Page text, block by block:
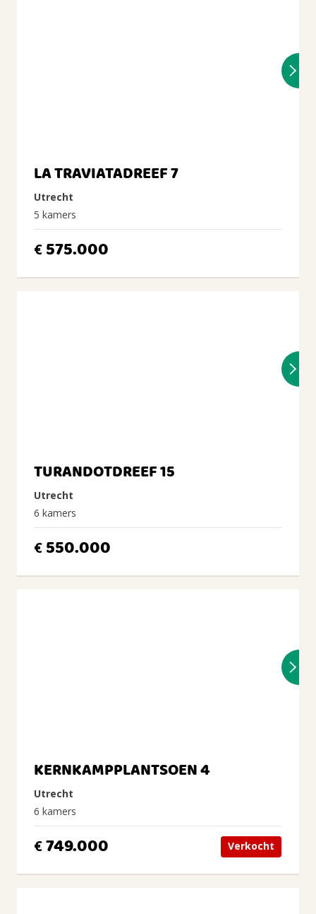
LA TRAVIATADREEF 7
Utrecht
5 kamers
€ 575.000
TURANDOTDREEF 15
Utrecht
6 kamers
€ 550.000
KERNKAMPPLANTSOEN 4
Utrecht
6 kamers
€749.000 Verkocht